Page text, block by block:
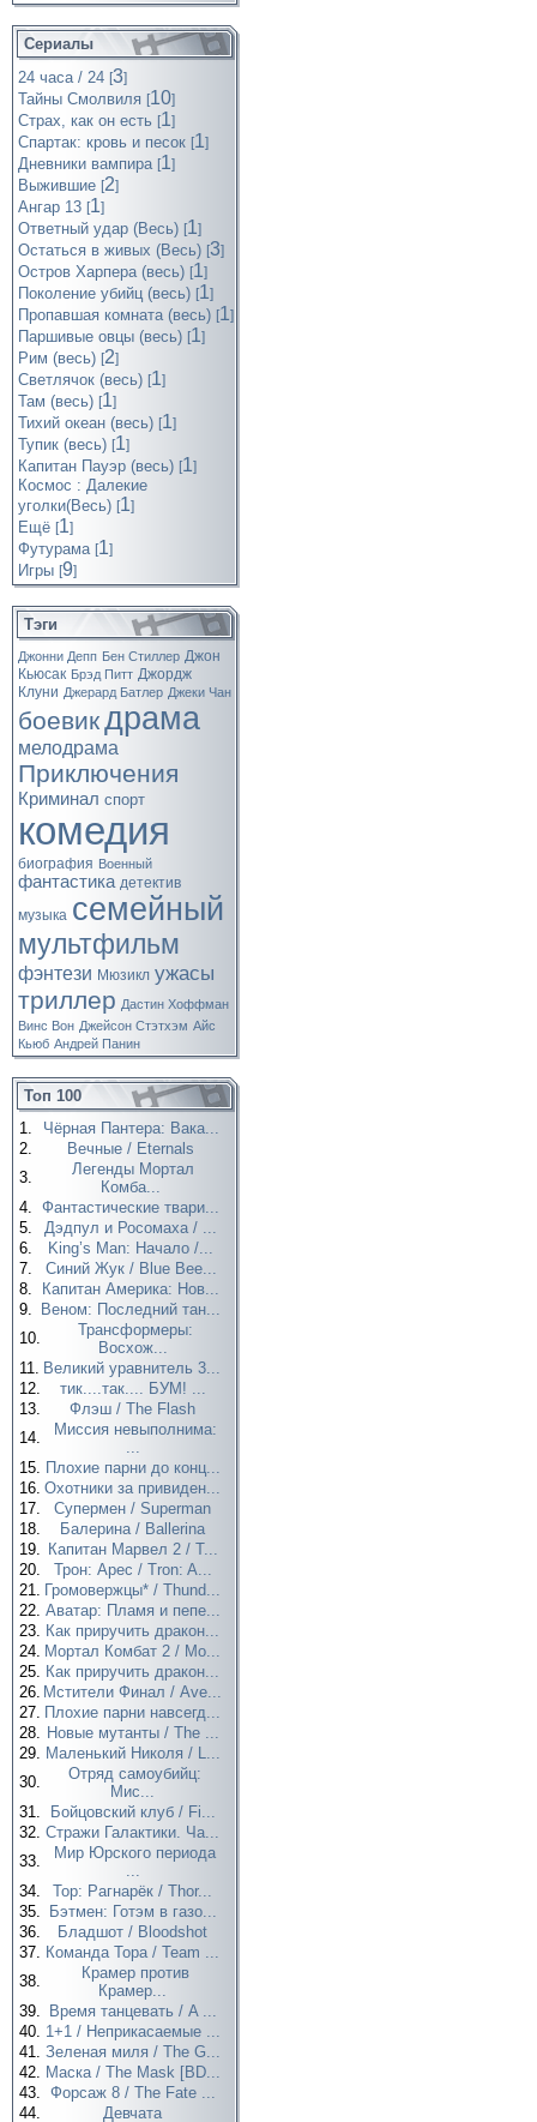
Сериалы
24 часа / 24 [3]
Тайны Смолвиля [10]
Страх, как он есть [1]
Спартак: кровь и песок [1]
Дневники вампира [1]
Выжившие [2]
Ангар 13 [1]
Ответный удар (Весь) [1]
Остаться в живых (Весь) [3]
Остров Харпера (весь) [1]
Поколение убийц (весь) [1]
Пропавшая комната (весь) [1]
Паршивые овцы (весь) [1]
Рим (весь) [2]
Светлячок (весь) [1]
Там (весь) [1]
Тихий океан (весь) [1]
Тупик (весь) [1]
Капитан Пауэр (весь) [1]
Космос : Далекие
уголки(Весь) [1]
Ещё [1]
Футурама [1]
Игры [9]
Тэги
Джонни Депп Бен Стиллер Джон
Кьюсак Брэд Питт Джордж
Клуни Джерард Батлер Джеки Чан
боевикдрама
мелодрама
Приключения
Криминал спорт
комедия
биография Военный
фантастика детектив
музыка семейный
мультфильм
фэнтези Мюзикл ужасы
триллер Дастин Хоффман
Винс Вон Джейсон Стэтхэм Айс
Кьюб Андрей Панин
Топ 100
1.
Чёрная Пантера: Вака...
2.
Вечные / Eternals
3.
Легенды Мортал
Комба...
4. Фантастические твари...
5.
Дэдпул и Росомаха / ...
6.
King’s Man: Начало /...
7.
Синий Жук / Blue Bee...
8.
Капитан Америка: Нов...
9.
Веном: Последний тан...
10.
Трансформеры:
Восхож...
11. Великий уравнитель 3...
12.
тик....так.... БУМ! ...
13.
Флэш / The Flash
14.
Миссия невыполнима:
...
15. Плохие парни до конц...
16. Охотники за привиден...
17.
Супермен / Superman
18.
Балерина / Ballerina
19. Капитан Марвел 2 / T...
20.
Трон: Арес / Tron: A...
21. Громовержцы* / Thund...
22. Аватар: Пламя и пепе...
23. Как приручить дракон...
24. Мортал Комбат 2 / Mo...
25. Как приручить дракон...
26. Мстители Финал / Ave...
27. Плохие парни навсегд...
28. Новые мутанты / The ...
29. Маленький Николя / L...
30.
Отряд самоубийц:
Мис...
31.
Бойцовский клуб / Fi...
32. Стражи Галактики. Ча...
33.
Мир Юрского периода
...
34.
Тор: Рагнарёк / Thor...
35.
Бэтмен: Готэм в газо...
36.
Бладшот / Bloodshot
37. Команда Тора / Team ...
38.
Крамер против
Крамер...
39.
Время танцевать / A ...
40. 1+1 / Неприкасаемые ...
41. Зеленая миля / The G...
42. Маска / The Mask [BD...
43. Форсаж 8 / The Fate ...
44.
Девчата